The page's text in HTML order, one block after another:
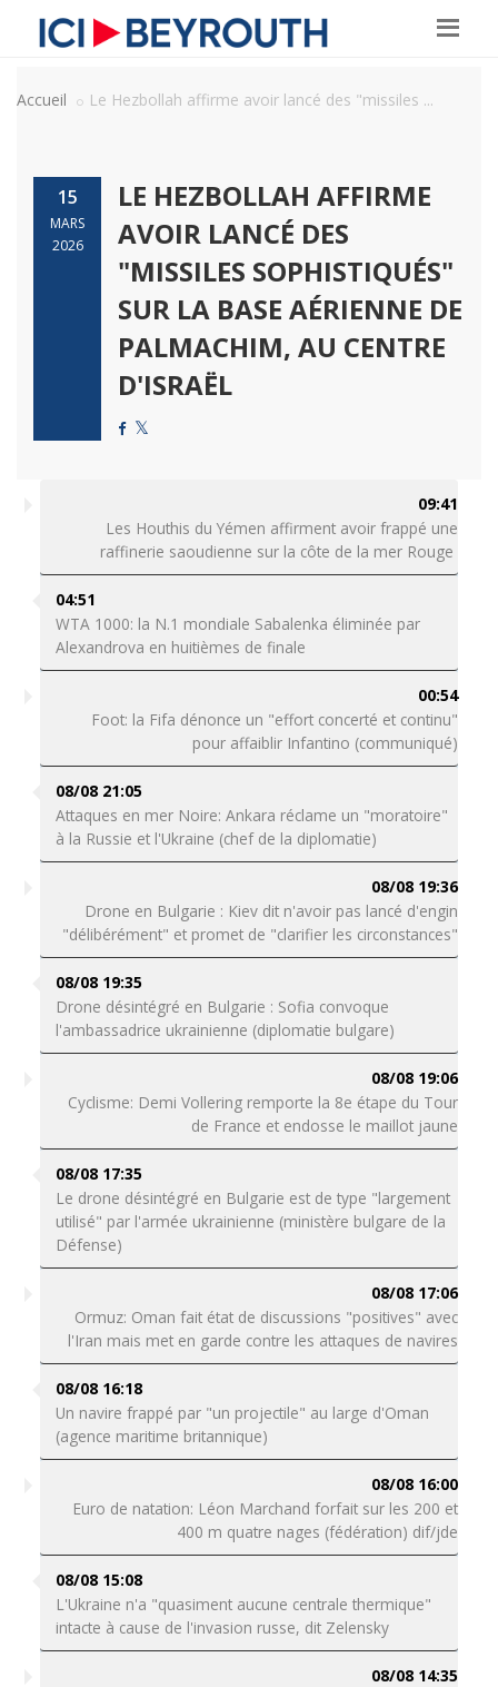
Accueil Le Hezbollah affirme avoir lancé des "missiles ...
15
MARS
2026
LE HEZBOLLAH AFFIRME
AVOIR LANCÉ DES
"MISSILES SOPHISTIQUÉS"
SUR LA BASE AÉRIENNE DE
PALMACHIM, AU CENTRE
D'ISRAËL
09:41
Les Houthis du Yémen affirment avoir frappé une
raffinerie saoudienne sur la côte de la mer Rouge
04:51
WTA 1000: la N.1 mondiale Sabalenka éliminée par
Alexandrova en huitièmes de finale
00:54
Foot: la Fifa dénonce un "effort concerté et continu"
pour affaiblir Infantino (communiqué)
08/08 21:05
Attaques en mer Noire: Ankara réclame un "moratoire"
à la Russie et l'Ukraine (chef de la diplomatie)
08/08 19:36
Drone en Bulgarie : Kiev dit n'avoir pas lancé d'engin
"délibérément" et promet de "clarifier les circonstances"
08/08 19:35
Drone désintégré en Bulgarie : Sofia convoque
l'ambassadrice ukrainienne (diplomatie bulgare)
08/08 19:06
Cyclisme: Demi Vollering remporte la 8e étape du Tour
de France et endosse le maillot jaune
08/08 17:35
Le drone désintégré en Bulgarie est de type "largement
utilisé" par l'armée ukrainienne (ministère bulgare de la
Défense)
08/08 17:06
Ormuz: Oman fait état de discussions "positives" avec
l'Iran mais met en garde contre les attaques de navires
08/08 16:18
Un navire frappé par "un projectile" au large d'Oman
(agence maritime britannique)
08/08 16:00
Euro de natation: Léon Marchand forfait sur les 200 et
400 m quatre nages (fédération) dif/jde
08/08 15:08
L'Ukraine n'a "quasiment aucune centrale thermique"
intacte à cause de l'invasion russe, dit Zelensky
08/08 14:35